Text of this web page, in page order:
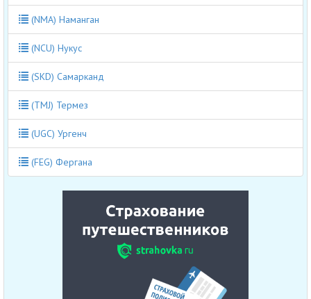
(NMA) Наманган
(NCU) Нукус
(SKD) Самарканд
(TMJ) Термез
(UGC) Ургенч
(FEG) Фергана